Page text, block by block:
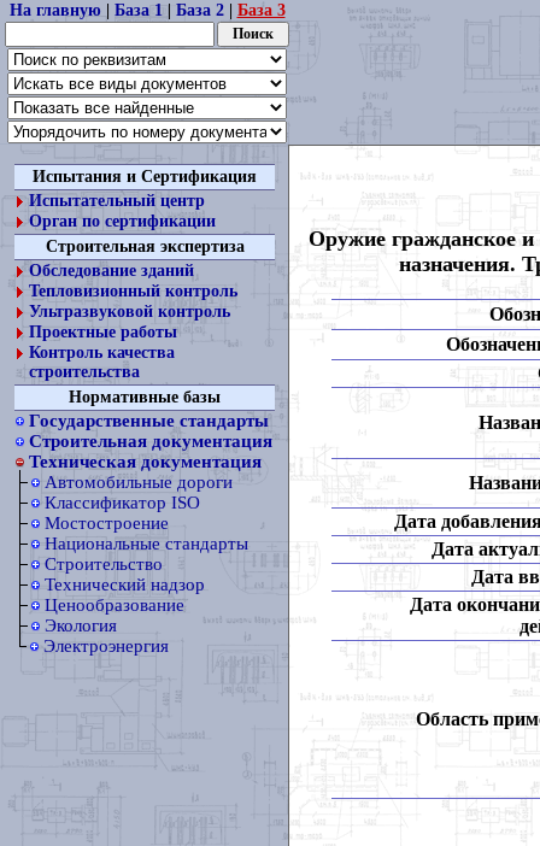
На главную| База 1| База 2| База 3
Испытания и Сертификация
Испытательный центр
Орган по сертификации
Строительная экспертиза
Обследование зданий
Тепловизионный контроль
Ультразвуковой контроль
Проектные работы
Контроль качества
строительства
Нормативные базы
Государственные стандарты
Строительная документация
Техническая документация
Автомобильные дороги
Классификатор ISO
Мостостроение
Национальные стандарты
Строительство
Технический надзор
Ценообразование
Экология
Электроэнергия
Оружие гражданское и
назначения.
Дата
Дата
Дата
Дата
Область